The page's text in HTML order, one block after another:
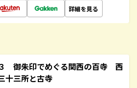
詳細を見る
御朱印でめぐる関西の百寺 西
十三所と古寺